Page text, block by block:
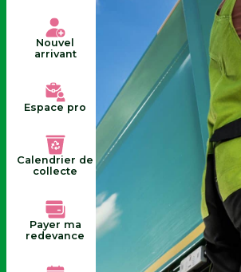
Nouvel
arrivant
Espace pro
Calendrier de
collecte
Payer ma
redevance